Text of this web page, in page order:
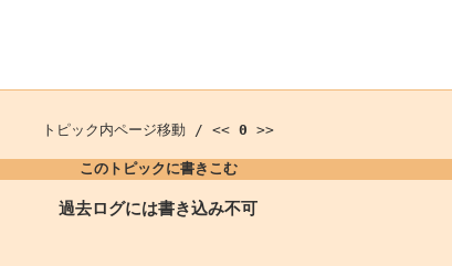
トピック内ページ移動 / << 0 >>
このトピックに書きこむ
過去ログには書き込み不可